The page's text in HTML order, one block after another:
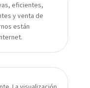
eficientes,
y venta de
están